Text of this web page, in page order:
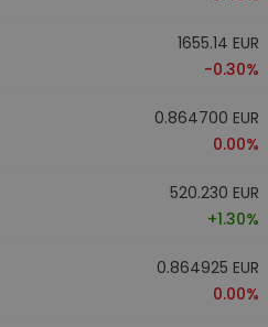
1655.14 EUR
-0.30%
0.864700 EUR
0.00%
520.230 EUR
+1.30%
0.864925 EUR
0.00%